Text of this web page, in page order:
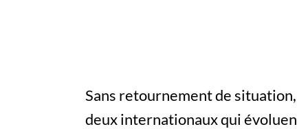
Sans retournement de
deux internationaux qui